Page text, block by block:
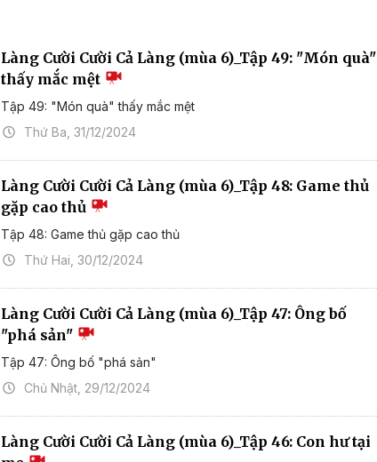
Làng Cười Cười Cả Làng (mùa 6)_Tập 49: "Món quà"
thấy mắc mệt
Tập 49: "Món quà" thấy mắc mệt
Thứ Ba, 31/12/2024
Làng Cười Cười Cả Làng (mùa 6)_Tập 48: Game thủ
gặp cao thủ
Tập 48: Game thủ gặp cao thủ
Thứ Hai, 30/12/2024
Làng Cười Cười Cả Làng (mùa 6)_Tập 47: Ông bố
"phá sản"
Tập 47: Ông bố "phá sản"
Chủ Nhật, 29/12/2024
Làng Cười Cười Cả Làng (mùa 6)_Tập 46: Con hư tại